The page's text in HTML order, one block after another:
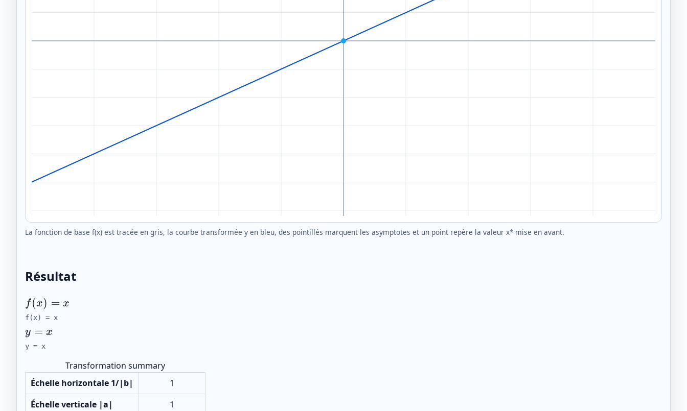
La fonction de base f(x) est tracée en gris, la courbe transformée y en bleu, des pointillés marquent les asymptotes et un point repère la valeur x* mise en avant.
Résultat
f(x) = x
f(x) = x
f(x) = x
y = x
y = x
y = x
Transformation summary
Échelle horizontale 1/|b|
1
Échelle verticale |a|
1